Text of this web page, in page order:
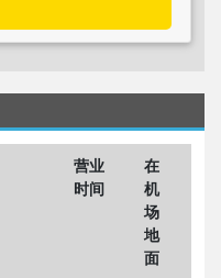
营业
时间
在
机
场
地
面